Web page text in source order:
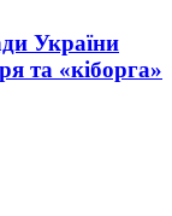
України
та «кіборга»